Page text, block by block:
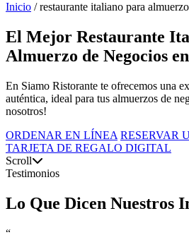
Inicio / restaurante italiano para
El Mejor Restaurante
Almuerzo de Negocios
En Siamo Ristorante te ofrecemos una
auténtica, ideal para tus almuerzos de
nosotros!
ORDENAR EN LÍNEA RESERVAR
TARJETA DE REGALO DIGITAL
Scroll
Testimonios
Lo Que Dicen Nuestros